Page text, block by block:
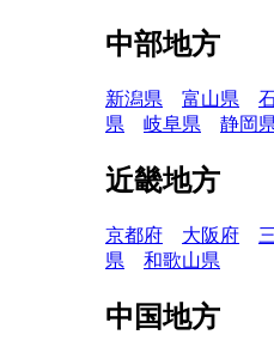
中部地方
新潟県 富山県
県
岐阜県 静岡
近畿地方
京都府 大阪府
県
和歌山県
中国地方